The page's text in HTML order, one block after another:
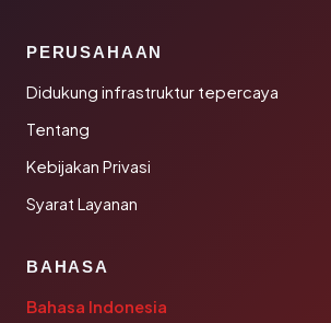
PERUSAHAAN
Didukung infrastruktur tepercaya
Tentang
Kebijakan Privasi
Syarat Layanan
BAHASA
Bahasa Indonesia